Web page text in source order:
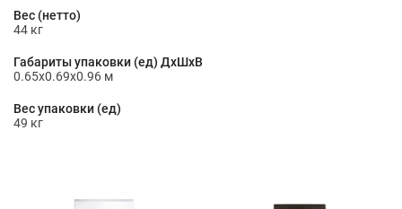
Вес (нетто)
44 кг
Габариты упаковки (ед) ДхШхВ
0.65x0.69x0.96 м
Вес упаковки (ед)
49 кг